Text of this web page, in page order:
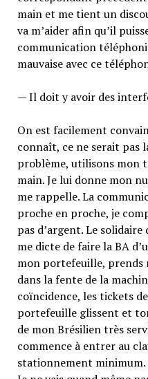
main et me tient un
va m’aider afin qu’il
communication
mauvaise avec ce
— Il doit y avoir des
On est facilement
connaît, ce ne serait pas
problème, utilisons mon
main. Je lui donne mon
me rappelle. La
proche en proche, je
pas d’argent. Le solidaire
me dicte de faire la BA
mon portefeuille, prends
dans la fente de la
coïncidence, les tickets
portefeuille glissent et
de mon Brésilien très
commence à entrer au
stationnement minimum.